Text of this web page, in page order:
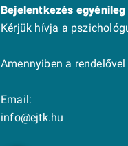
Bejelentkezés
Kérjük hívja a
Amennyiben a
Email:
info@ejtk.hu